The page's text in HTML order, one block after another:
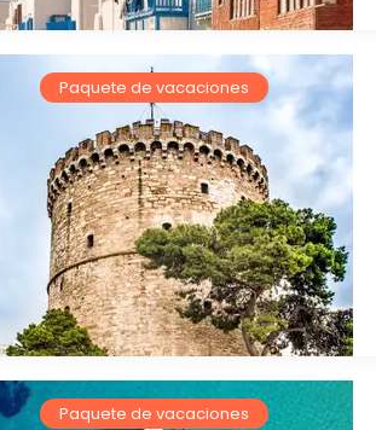
Paquete de vacaciones
Paquete de vacaciones